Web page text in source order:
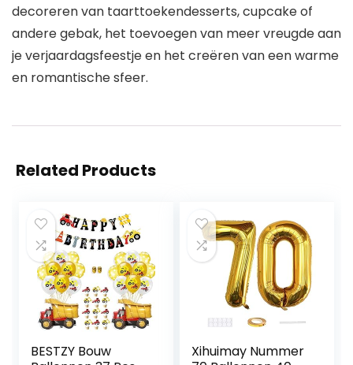
decoreren van taarttoekendesserts, cupcake of
andere gebak, het toevoegen van meer vreugde aan
je verjaardagsfeestje en het creëren van een warme
en romantische sfeer.
Related Products
BESTZY Bouw
Xihuimay Nummer